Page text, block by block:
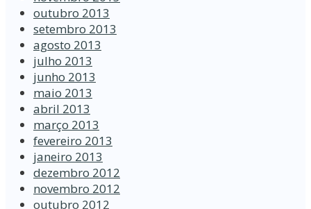
outubro 2013
setembro 2013
agosto 2013
julho 2013
junho 2013
maio 2013
abril 2013
março 2013
fevereiro 2013
janeiro 2013
dezembro 2012
novembro 2012
outubro 2012